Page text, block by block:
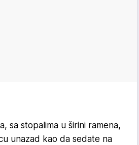
sa stopa­lima u širini ramena,
unazad kao da sedate na